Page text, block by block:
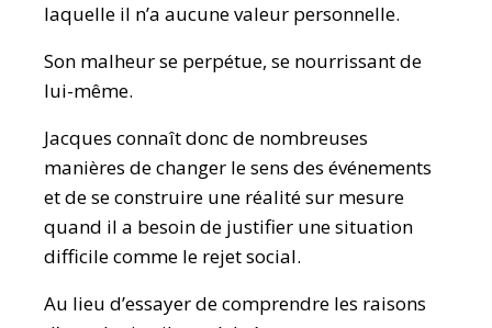
laquelle il n’a aucune valeur personnelle.
Son malheur se perpétue, se nourrissant de
lui-même.
Jacques connaît donc de nombreuses
manières de changer le sens des événements
et de se construire une réalité sur mesure
quand il a besoin de justifier une situation
difficile comme le rejet social.
Au lieu d’essayer de comprendre les raisons